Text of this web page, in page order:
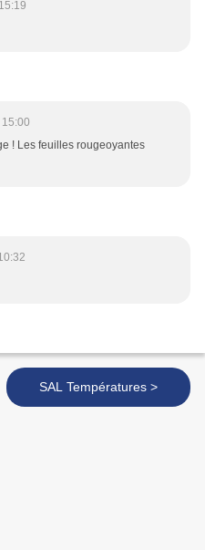
! Les feuilles rougeoyantes
SAL Températures >